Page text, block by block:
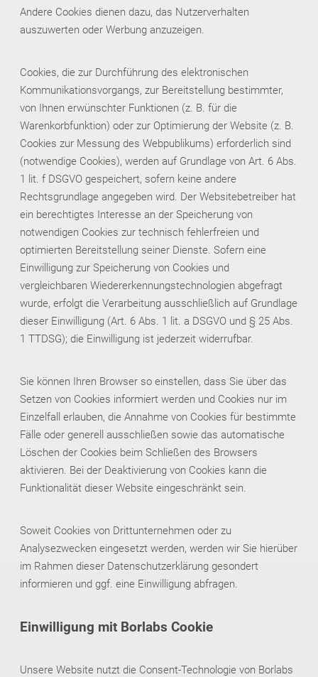
Andere Cookies dienen dazu, das Nutzerverhalten
auszuwerten oder Werbung anzuzeigen.
Cookies, die zur Durchführung des elektronischen
Kommunikationsvorgangs, zur Bereitstellung bestimmter,
von Ihnen erwünschter Funktionen (z. B. für die
Warenkorbfunktion) oder zur Optimierung der Website (z. B.
Cookies zur Messung des Webpublikums) erforderlich sind
(notwendige Cookies), werden auf Grundlage von Art. 6 Abs.
1 lit. f DSGVO gespeichert, sofern keine andere
Rechtsgrundlage angegeben wird. Der Websitebetreiber hat
ein berechtigtes Interesse an der Speicherung von
notwendigen Cookies zur technisch fehlerfreien und
optimierten Bereitstellung seiner Dienste. Sofern eine
Einwilligung zur Speicherung von Cookies und
vergleichbaren Wiedererkennungstechnologien abgefragt
wurde, erfolgt die Verarbeitung ausschließlich auf Grundlage
dieser Einwilligung (Art. 6 Abs. 1 lit. a DSGVO und § 25 Abs.
1 TTDSG); die Einwilligung ist jederzeit widerrufbar.
Sie können Ihren Browser so einstellen, dass Sie über das
Setzen von Cookies informiert werden und Cookies nur im
Einzelfall erlauben, die Annahme von Cookies für bestimmte
Fälle oder generell ausschließen sowie das automatische
Löschen der Cookies beim Schließen des Browsers
aktivieren. Bei der Deaktivierung von Cookies kann die
Funktionalität dieser Website eingeschränkt sein.
Soweit Cookies von Drittunternehmen oder zu
Analysezwecken eingesetzt werden, werden wir Sie hierüber
im Rahmen dieser Datenschutzerklärung gesondert
informieren und ggf. eine Einwilligung abfragen.
Einwilligung mit Borlabs Cookie
Unsere Website nutzt die Consent-Technologie von Borlabs